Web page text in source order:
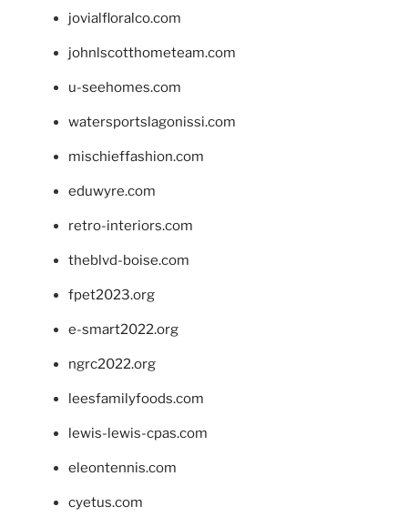
jovialfloralco.com
johnlscotthometeam.com
u-seehomes.com
watersportslagonissi.com
mischieffashion.com
eduwyre.com
retro-interiors.com
theblvd-boise.com
fpet2023.org
e-smart2022.org
ngrc2022.org
leesfamilyfoods.com
lewis-lewis-cpas.com
eleontennis.com
cyetus.com